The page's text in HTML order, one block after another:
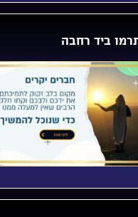
ביד רחבה